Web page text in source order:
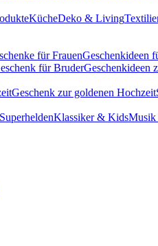
KücheDeko & Living
für FrauenGeschenkideen
für BruderGeschenkideen
Geschenk zur goldenen Hochzeit
Klassiker & KidsMusik